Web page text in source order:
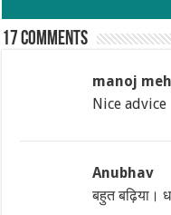
17 comments
manoj
Nice advice
Anubhav
बहुत बढ़िया।